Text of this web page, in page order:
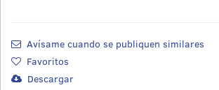
Avísame cuando se publiquen similares
Favoritos
Descargar